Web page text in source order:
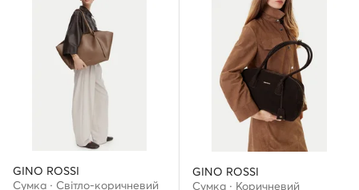
GINO ROSSI
Сумка · Світло-коричневий
GINO ROSSI
Сумка · Коричневий